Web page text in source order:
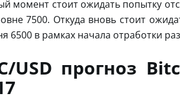
момент стоит ожидать попытку
7500. Откуда вновь стоит
6500 в рамках начала отработки
USD прогноз